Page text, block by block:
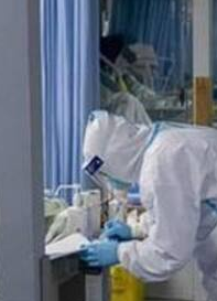
को स्वास्थ्य
वायरस का संक्रमण